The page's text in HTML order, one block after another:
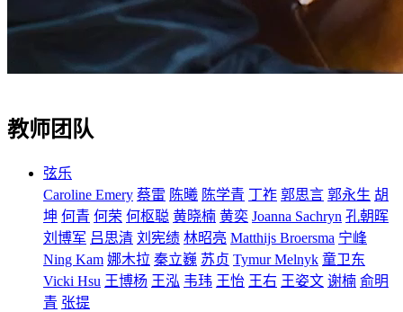
教师团队
弦乐
Caroline Emery 蔡雷 陈曦 陈学青 丁祚 郭思言 郭永生 胡
坤 何青 何荣 何枢聪 黄晓楠 黄奕 Joanna Sachryn 孔朝晖
刘博军 吕思清 刘宪绩 林昭亮 Matthijs Broersma 宁峰
Ning Kam 娜木拉 秦立巍 苏贞 Tymur Melnyk 童卫东
Vicki Hsu 王博杨 王泓 韦玮 王怡 王右 王姿文 谢楠 俞明
青 张提